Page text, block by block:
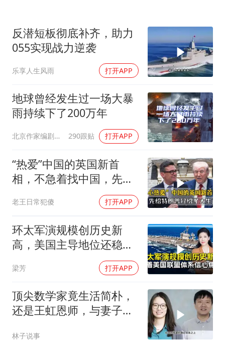
胡彦斌韩磊 谁帮谁
夯实基础开新局
反潜短板彻底补齐，助力
055实现战力逆袭
乐享人生风雨 打开APP
地球曾经发生过一场大暴
雨持续下了200万年
北京作家编剧肥猪满圈 290跟贴 打开APP
“热爱”中国的英国新首
相，不急着找中国，先给
老王日常犯傻 打开APP
环太军演规模创历史新
高，美国主导地位还稳得
梁芳 打开APP
顶尖数学家竟生活简朴，
还是王虹恩师，与妻子合
林子说事